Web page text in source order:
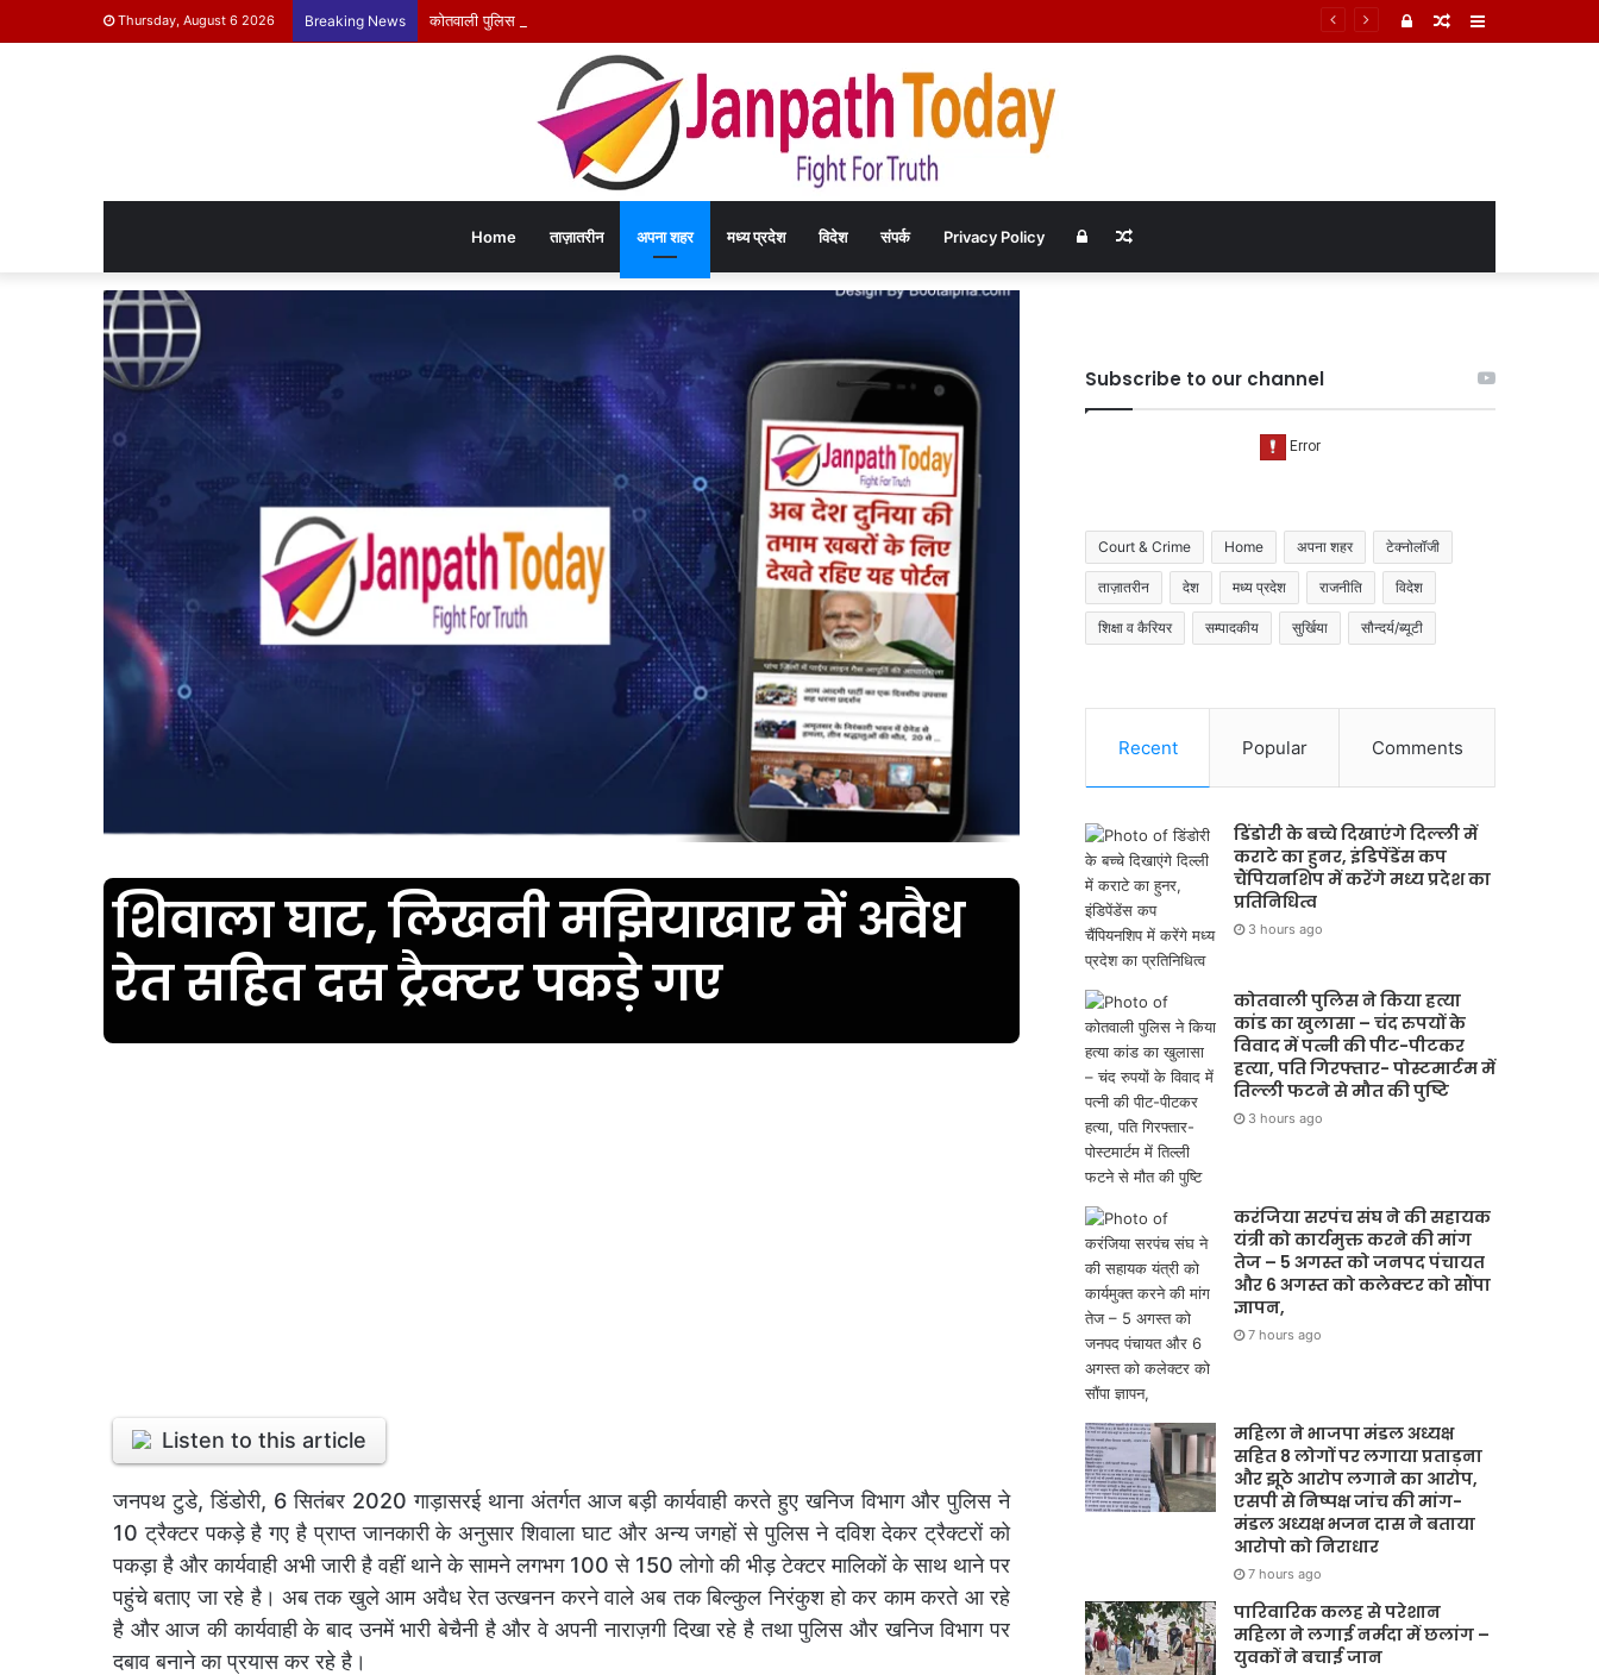
Thursday, August 6 2026 Breaking News कोतवाली पुलिस ने किया हत्या कांड का खुलासा – चंद रुपयों के विवाद में पत्नी की पीट-पीटकर हत्या, पति गिरफ्तार- पोस्टमार्टम में तिल्ली फटने से मौत की पुष्टि Random
Log
Home ताज़ातरीन अपना शहर मध्य प्रदेश विदेश संपर्क Privacy Policy Random
Log
शिवाला घाट, लिखनी मझियाखार में अवैध
रेत सहित दस ट्रैक्टर पकड़े गए
Listen to this article
जनपथ टुडे, डिंडोरी, 6 सितंबर 2020 गाड़ासरई थाना अंतर्गत आज बड़ी कार्यवाही करते हुए खनिज विभाग और पुलिस ने
10 ट्रैक्टर पकड़े है गए है प्राप्त जानकारी के अनुसार शिवाला घाट और अन्य जगहों से पुलिस ने दविश देकर ट्रैक्टरों को
पकड़ा है और कार्यवाही अभी जारी है वहीं थाने के सामने लगभग 100 से 150 लोगो की भीड़ टेक्टर मालिकों के साथ थाने पर
पहुंचे बताए जा रहे है। अब तक खुले आम अवैध रेत उत्खनन करने वाले अब तक बिल्कुल निरंकुश हो कर काम करते आ रहे
है और आज की कार्यवाही के बाद उनमें भारी बेचैनी है और वे अपनी नाराज़गी दिखा रहे है तथा पुलिस और खनिज विभाग पर
दबाव बनाने का प्रयास कर रहे है।
Subscribe to our channel
Court & Crime Home अपना शहर टेक्नोलॉजी
ताज़ातरीन देश मध्य प्रदेश राजनीति विदेश
शिक्षा व कैरियर सम्पादकीय सुर्खिया सौन्दर्य/ब्यूटी
Recent Popular Comments
डिंडोरी के बच्चे दिखाएंगे दिल्ली में
कराटे का हुनर, इंडिपेंडेंस कप
चैंपियनशिप में करेंगे मध्य प्रदेश का
प्रतिनिधित्व
3 hours ago
कोतवाली पुलिस ने किया हत्या
कांड का खुलासा – चंद रुपयों के
विवाद में पत्नी की पीट-पीटकर
हत्या, पति गिरफ्तार- पोस्टमार्टम में
तिल्ली फटने से मौत की पुष्टि
3 hours ago
करंजिया सरपंच संघ ने की सहायक
यंत्री को कार्यमुक्त करने की मांग
तेज – 5 अगस्त को जनपद पंचायत
और 6 अगस्त को कलेक्टर को सौंपा
ज्ञापन,
7 hours ago
महिला ने भाजपा मंडल अध्यक्ष
सहित 8 लोगों पर लगाया प्रताड़ना
और झूठे आरोप लगाने का आरोप,
एसपी से निष्पक्ष जांच की मांग-
मंडल अध्यक्ष भजन दास ने बताया
आरोपो को निराधार
7 hours ago
पारिवारिक कलह से परेशान
महिला ने लगाई नर्मदा में छलांग –
युवकों ने बचाई जान